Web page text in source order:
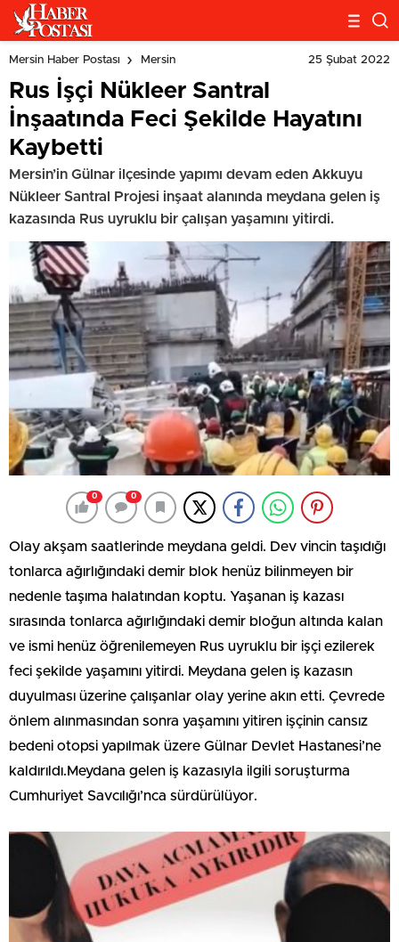
Mersin Haber Postası Mersin 25 Şubat 2022
Rus İşçi Nükleer Santral
İnşaatında Feci Şekilde Hayatını
Kaybetti
Mersin’in Gülnar ilçesinde yapımı devam eden Akkuyu
Nükleer Santral Projesi inşaat alanında meydana gelen iş
kazasında Rus uyruklu bir çalışan yaşamını yitirdi.
0 0
Olay akşam saatlerinde meydana geldi. Dev vincin taşıdığı
tonlarca ağırlığındaki demir blok henüz bilinmeyen bir
nedenle taşıma halatından koptu. Yaşanan iş kazası
sırasında tonlarca ağırlığındaki demir bloğun altında kalan
ve ismi henüz öğrenilemeyen Rus uyruklu bir işçi ezilerek
feci şekilde yaşamını yitirdi. Meydana gelen iş kazasın
duyulması üzerine çalışanlar olay yerine akın etti. Çevrede
önlem alınmasından sonra yaşamını yitiren işçinin cansız
bedeni otopsi yapılmak üzere Gülnar Devlet Hastanesi’ne
kaldırıldı.Meydana gelen iş kazasıyla ilgili soruşturma
Cumhuriyet Savcılığı’nca sürdürülüyor.